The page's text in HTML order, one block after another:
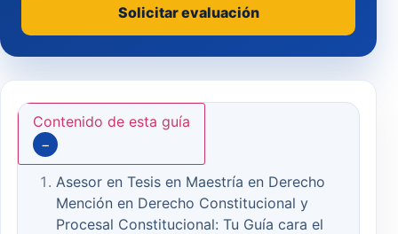
Contenido de esta guía
−
Asesor en Tesis en Maestría en Derecho
Mención en Derecho Constitucional y
Procesal Constitucional: Tu Guía cara el
Solicitar evaluación